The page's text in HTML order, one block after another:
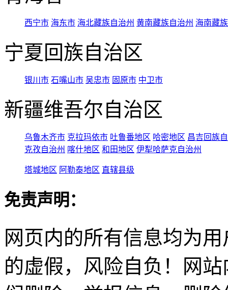
西宁市 海东市 海北藏族自治州 黄南藏族自治州 海南藏
宁夏回族自治区
银川市 石嘴山市 吴忠市 固原市 中卫市
新疆维吾尔自治区
乌鲁木齐市 克拉玛依市 吐鲁番地区 哈密地区 昌吉回族
克孜自治州 喀什地区 和田地区 伊犁哈萨克自治州
塔城地区 阿勒泰地区 直辖县级
免责声明：
网页内的所有信息均为
的虚假，风险自负！网